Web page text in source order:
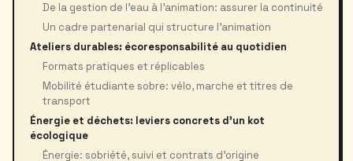
De la gestion de l’eau à l’animation: assurer la continuité
Un cadre partenarial qui structure l’animation
Ateliers durables: écoresponsabilité au quotidien
Formats pratiques et réplicables
Mobilité étudiante sobre: vélo, marche et titres de
transport
Énergie et déchets: leviers concrets d’un kot
écologique
Énergie: sobriété, suivi et contrats d’origine